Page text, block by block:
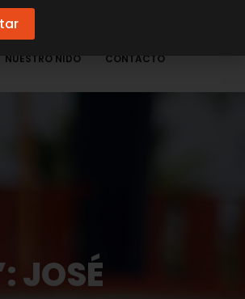
NUESTRO NIDO CONTACTO
JOSÉ